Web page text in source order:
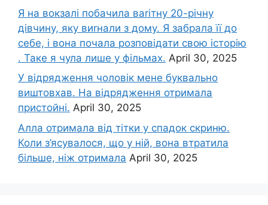
Я на вокзалі побачила ваrітну 20-річну
дівчину, яку виrнали з дому. Я забрала її до
себе, і вона почала розповідати свою історію
. Таке я чула лише у фільмах. April 30, 2025
У відрядження чоловік мене буквально
виштовхав. На відрядження отримала
пристойні. April 30, 2025
Алла отримала від тітки у спадок скриню.
Коли з’ясувалося, що у ній, вона втратила
більше, ніж отримала April 30, 2025